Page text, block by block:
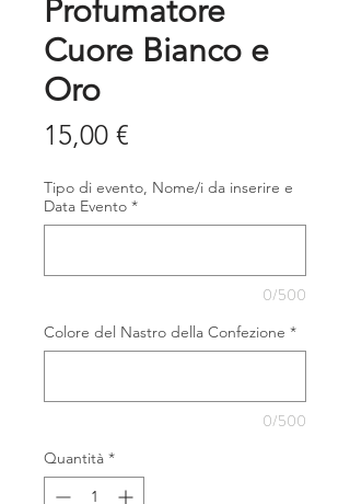
Profumatore
Cuore Bianco e
Oro
15,00 €
Tipo di evento, Nome/i da inserire e
Data Evento *
0/500
Colore del Nastro della Confezione *
0/500
Quantità *